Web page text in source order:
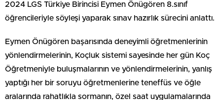
2024 LGS Türkiye Birincisi Eymen Önügören 8.sınıf
öğrencileriyle söyleşi yaparak sınav hazırlık sürecini anlattı.
Eymen Önügören başarısında deneyimli öğretmenlerinin
yönlendirmelerinin, Koçluk sistemi sayesinde her gün Koç
Öğretmeniyle buluşmalarının ve yönlendirmelerinin, yanlış
yaptığı her bir soruyu öğretmenlerine teneffüs ve öğle
aralarında rahatlıkla sormanın, özel saat uygulamalarında